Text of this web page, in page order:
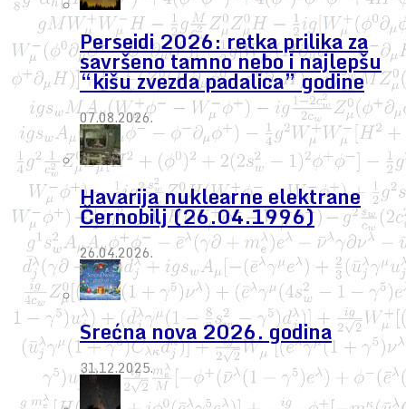
Perseidi 2026: retka prilika za
savršeno tamno nebo i najlepšu
“kišu zvezda padalica” godine
07.08.2026.
Havarija nuklearne elektrane
Černobilj (26.04.1996)
26.04.2026.
Srećna nova 2026. godina
31.12.2025.